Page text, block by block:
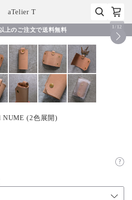
aTelier T
上のご注文で送料無料 1 /12
NUME (2色展開)